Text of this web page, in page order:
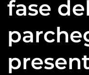
fase